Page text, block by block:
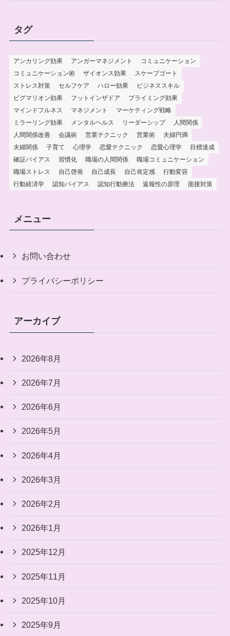
タグ
アンカリング効果 アンガーマネジメント
コミュニケーション
コミュニケーション術
ザイオンス効果
スケープゴート
ストレス対策
セルフケア ハロー効果
ビジネススキル
ピグマリオン効果
フットインザドア
プライミング効果
マインドフルネス
マネジメント
マーケティング戦略
ミラーリング効果
メンタルヘルス リーダーシップ
人間関係
人間関係改善
会議術 営業テクニック 営業術
夫婦円満
夫婦関係
子育て 心理学 恋愛テクニック 恋愛心理学
目標達成
確証バイアス
習慣化 職場の人間関係
職場コミュニケーション
職場ストレス
自己啓発 自己成長 自己肯定感
行動変容
行動経済学
認知バイアス 認知行動療法 返報性の原理 面接対策
メニュー
お問い合わせ
プライバシーポリシー
アーカイブ
2026年8月
2026年7月
2026年6月
2026年5月
2026年4月
2026年3月
2026年2月
2026年1月
2025年12月
2025年11月
2025年10月
2025年9月